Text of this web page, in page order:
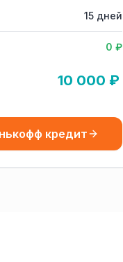
15 дней
0 ₽
10 000 ₽
кредит